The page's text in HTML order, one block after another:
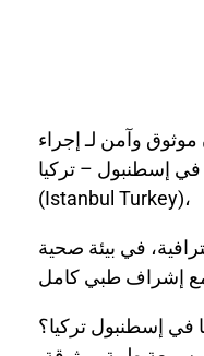
وآمن لـ إجراء
في إسطنبول – تركيا
(Istanbul Turkey)،
في بيئة صحية
في إسطنبول تركيا؟